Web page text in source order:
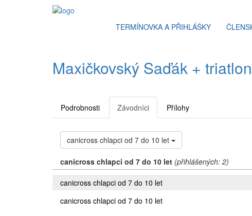
TERMÍNOVKA A PŘIHLÁŠKY
Maxičkovský Saďák +
Podrobnosti Závodníci Přílohy
canicross chlapci od 7 do 10 let
canicross chlapci od 7 do 10 let (přihlášených: 2)
canicross chlapci od 7 do 10 let
canicross chlapci od 7 do 10 let